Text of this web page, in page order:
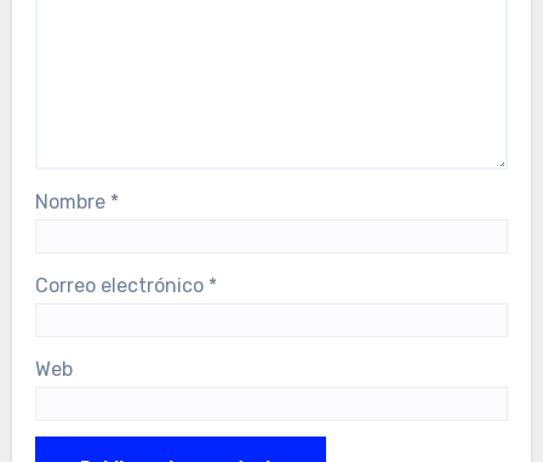
Nombre *
Correo electrónico *
Web